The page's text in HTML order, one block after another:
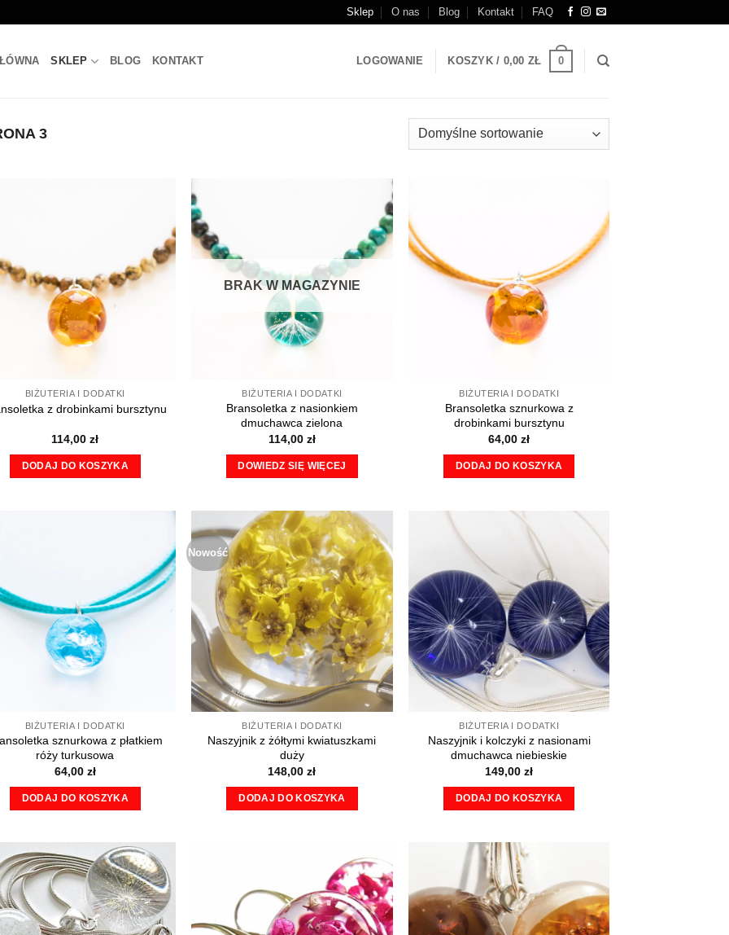
Sklep O nas Blog Kontakt FAQ
SKLEP BLOG KONTAKT LOGOWANIE KOSZYK / 0,00 ZŁ 0
3
BIŻUTERIA I DODATKI
z drobinkami bursztynu
114,00zł
DODAJ DO KOSZYKA
BRAK W MAGAZYNIE
BIŻUTERIA I DODATKI
Bransoletka z nasionkiem
dmuchawca zielona
114,00 zł
DOWIEDZ SIĘ WIĘCEJ
BIŻUTERIA I DODATKI
Bransoletka sznurkowa z
drobinkami bursztynu
64,00zł
DODAJ DO KOSZYKA
BIŻUTERIA I DODATKI
sznurkowa z płatkiem
róży turkusowa
64,00 zł
DODAJ DO KOSZYKA
Nowość
BIŻUTERIA I DODATKI
Naszyjnik z żółtymi kwiatuszkami
duży
148,00zł
DODAJ DO KOSZYKA
BIŻUTERIA I DODATKI
Naszyjnik i kolczyki z nasionami
dmuchawca niebieskie
149,00zł
DODAJ DO KOSZYKA